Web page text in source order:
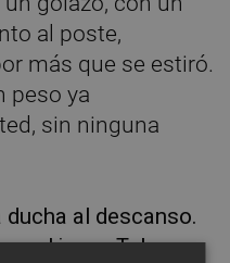
al poste,
más que se estiró.
peso ya
sin ninguna
al descanso.
el joven Toby